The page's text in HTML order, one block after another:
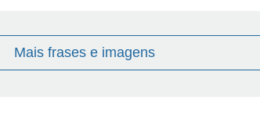
Mais frases e imagens